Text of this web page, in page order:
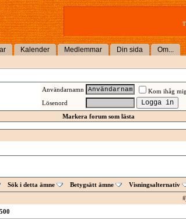
Kalender Medlemmar Din sida Om...
Användarnamn
Kom ihåg
Lösenord
Markera forum som lästa
Sök i detta ämne Betygsätt ämne
Visningsalternativ
#